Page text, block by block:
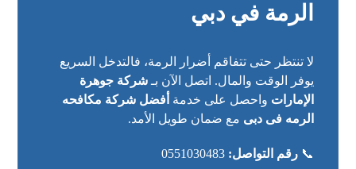
الرمة في دبي
لا تنتظر حتى تتفاقم أضرار الرمة، فالتدخل السريع
يوفر الوقت والمال. اتصل الآن بـشركة جوهرة
الإمارات واحصل على خدمة أفضل شركة مكافحه
الرمه فى دبى مع ضمان طويل الأمد.
📞رقم التواصل: 0551030483